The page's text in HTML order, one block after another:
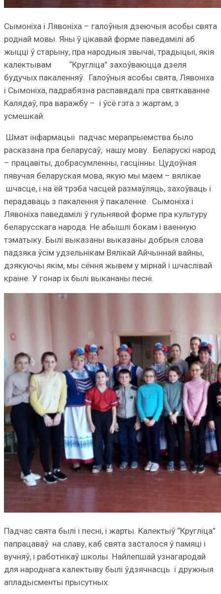
Сымоніха і Лявоніха – галоўныя дзеючыя асобы свята
роднай мовы. Яны ў цікавай форме паведамілі аб
жыцці ў старыну, пра народныя звычаі, традыцыі, якія
калектывам “Кругліца” захоўваюцца дзеля
будучых пакаленняў. Галоўныя асобы свята, Лявоніха
і Сымоніха, падрабязна распавядалі пра святкаванне
Калядаў, пра варажбу – і ўсё гэта з жартам, з
усмешкай.
Шмат інфармацыі падчас мерапрыемства было
расказана пра беларусаў, нашу мову. Беларускі народ
– працавіты, добрасумленны, гасцінны. Цудоўная
пявучая беларуская мова, якую мы маем – вялікае
шчасце, і на ёй трэба часцей размаўляць, захоўваць і
перадаваць з пакалення ў пакаленне. Сымоніха і
Лявоніха паведамілі ў гульнявой форме пра культуру
беларусскага народа. Не абышлі бокам і ваенную
тэматыку. Былі выказаны выказаны добрыя слова
падзяка ўсім удзельнікам Вялікай Айчыннай вайны,
дзякуючы якім, мы сёння жывем у мірнай і шчаслівай
краіне. У гонар іх былі выкананы песні.
Падчас свята былі і песні, і жарты. Калектыў “Кругліца”
папрацаваў на славу, каб свята засталося ў памяці і
вучняў, і работнікаў школы. Найлепшай узнагародай
для народнага калектыву былі ўдзячнасць і дружныя
апладысменты прысутных.